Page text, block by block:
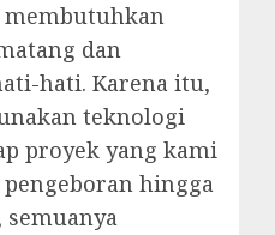
dan
hati. Karena itu,
teknologi
proyek yang kami
hingga